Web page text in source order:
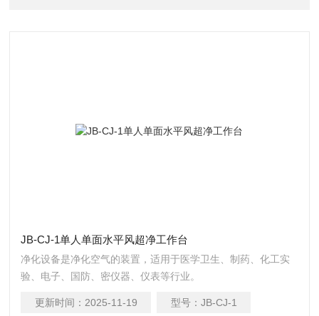
JB-CJ-1单人单面水平风超净工作台
净化设备是净化空气的装置，适用于医学卫生、制药、化工实
验、电子、国防、密仪器、仪表等行业。
更新时间： 2025-11-19 型号： JB-CJ-1